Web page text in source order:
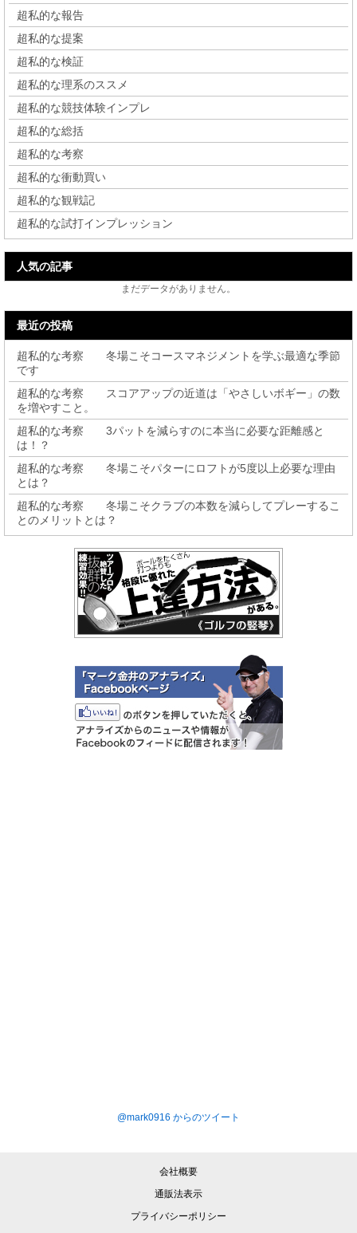
超私的な報告
超私的な提案
超私的な検証
超私的な理系のススメ
超私的な競技体験インプレ
超私的な総括
超私的な考察
超私的な衝動買い
超私的な観戦記
超私的な試打インプレッション
人気の記事
まだデータがありません。
最近の投稿
超私的な考察 冬場こそコースマネジメントを学ぶ最適な季節
です
超私的な考察 スコアアップの近道は「やさしいボギー」の数
を増やすこと。
超私的な考察 3パットを減らすのに本当に必要な距離感と
は！？
超私的な考察 冬場こそパターにロフトが5度以上必要な理由
とは？
超私的な考察 冬場こそクラブの本数を減らしてプレーするこ
とのメリットとは？
@mark0916 からのツイート
会社概要
通販法表示
プライバシーポリシー